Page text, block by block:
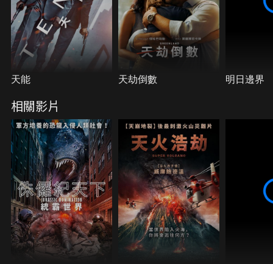
天能 天劫倒數 明日邊界
相關影片